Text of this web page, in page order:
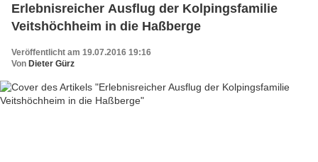
Erlebnisreicher Ausflug der Kolpingsfamilie
Veitshöchheim in die Haßberge
Veröffentlicht am 19.07.2016 19:16
Von Dieter Gürz